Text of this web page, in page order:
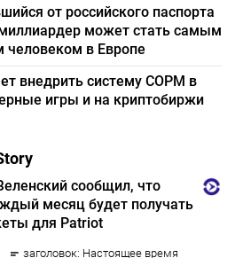
от российского паспорта
может стать самым
человеком в Европе
внедрить систему СОРМ в
игры и на криптобиржи